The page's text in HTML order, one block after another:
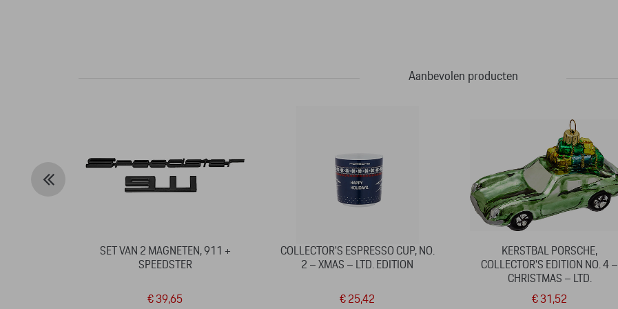
Aanbevolen producten
SET VAN 2 MAGNETEN, 911 +
SPEEDSTER
€ 39,65
COLLECTOR'S ESPRESSO CUP, NO.
2 – XMAS – LTD. EDITION
€ 25,42
KERSTBAL PORSCHE,
COLLECTOR'S EDITION NO. 4 –
CHRISTMAS – LTD.
€ 31,52